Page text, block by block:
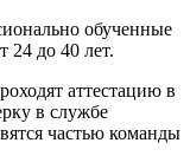
обученные
24 до 40 лет.
аттестацию в
в службе
частью команды